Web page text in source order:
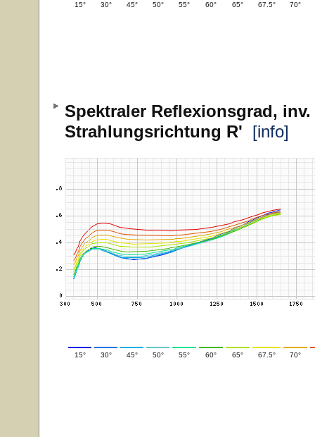
15° 30° 45° 50° 55° 60° 65° 67.5° 70°
Spektraler Reflexionsgrad, inv.
Strahlungsrichtung R' [info]
15° 30° 45° 50° 55° 60° 65° 67.5° 70°